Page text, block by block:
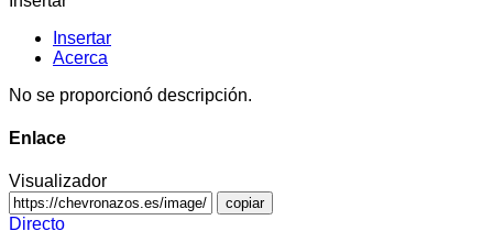
Insertar
Acerca
No se proporcionó descripción.
Enlace
Visualizador
copiar
Directo